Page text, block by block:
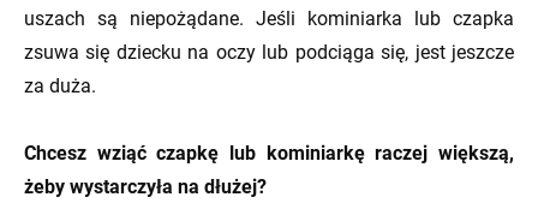
uszach są niepożądane. Jeśli kominiarka lub czapka
zsuwa się dziecku na oczy lub podciąga się, jest jeszcze
za duża.
Chcesz wziąć czapkę lub kominiarkę raczej większą,
żeby wystarczyła na dłużej?